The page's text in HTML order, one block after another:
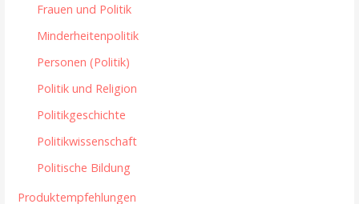
Frauen und Politik
Minderheitenpolitik
Personen (Politik)
Politik und Religion
Politikgeschichte
Politikwissenschaft
Politische Bildung
Produktempfehlungen